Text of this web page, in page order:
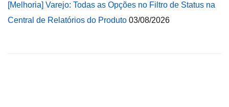
[Melhoria] Varejo: Todas as Opções no Filtro de Status na
Central de Relatórios do Produto 03/08/2026